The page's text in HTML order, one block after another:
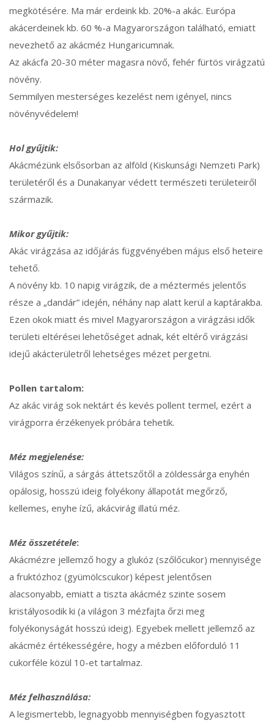
megkötésére. Ma már erdeink kb. 20%-a akác. Európa
akácerdeinek kb. 60 %-a Magyarországon található, emiatt
nevezhető az akácméz Hungaricumnak.
Az akácfa 20-30 méter magasra növő, fehér fürtös virágzatú
növény.
Semmilyen mesterséges kezelést nem igényel, nincs
növényvédelem!
Hol gyűjtik:
Akácmézünk elsősorban az alföld (Kiskunsági Nemzeti Park)
területéről és a Dunakanyar védett természeti területeiről
származik.
Mikor gyűjtik:
Akác virágzása az időjárás függvényében május első heteire
tehető.
A növény kb. 10 napig virágzik, de a méztermés jelentős
része a „dandár” idején, néhány nap alatt kerül a kaptárakba.
Ezen okok miatt és mivel Magyarországon a virágzási idők
területi eltérései lehetőséget adnak, két eltérő virágzási
idejű akácterületről lehetséges mézet pergetni.
Pollen tartalom:
Az akác virág sok nektárt és kevés pollent termel, ezért a
virágporra érzékenyek próbára tehetik.
Méz megjelenése:
Világos színű, a sárgás áttetszőtől a zöldessárga enyhén
opálosig, hosszú ideig folyékony állapotát megőrző,
kellemes, enyhe ízű, akácvirág illatú méz.
Méz összetétele:
Akácmézre jellemző hogy a glukóz (szőlőcukor) mennyisége
a fruktózhoz (gyümölcscukor) képest jelentősen
alacsonyabb, emiatt a tiszta akácméz szinte sosem
kristályosodik ki (a világon 3 mézfajta őrzi meg
folyékonyságát hosszú ideig). Egyebek mellett jellemző az
akácméz értékességére, hogy a mézben előforduló 11
cukorféle közül 10-et tartalmaz.
Méz felhasználása:
A legismertebb, legnagyobb mennyiségben fogyasztott